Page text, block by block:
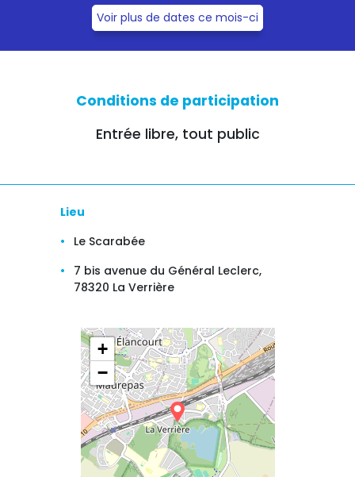
Voir plus de dates ce mois-ci
Conditions de participation
Entrée libre, tout public
Lieu
Le Scarabée
7 bis avenue du Général Leclerc,
78320 La Verrière
+
−